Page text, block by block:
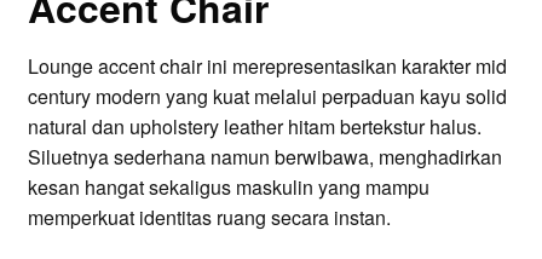
Lounge accent chair ini merepresentasikan karakter mid
century modern yang kuat melalui perpaduan kayu solid
natural dan upholstery leather hitam bertekstur halus.
Siluetnya sederhana namun berwibawa, menghadirkan
kesan hangat sekaligus maskulin yang mampu
memperkuat identitas ruang secara instan.